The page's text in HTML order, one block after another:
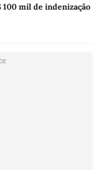
100 mil de indenização